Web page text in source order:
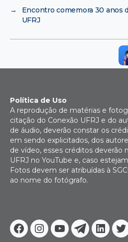
→
Encontro comemora 30 anos
UFRJ
Facebook
Instagram
YoutubeTelegram
Política de Uso
A reprodução de matérias e
citação do Conexão UFRJ e do
de áudio, deverão constar os
em sendo explicitados, dos
de vídeo, esses créditos deverão
UFRJ no YouTube e, caso
Fotos devem ser atribuídas à
ao nome do fotógrafo.